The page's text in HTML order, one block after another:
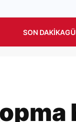
SON DAKIKA